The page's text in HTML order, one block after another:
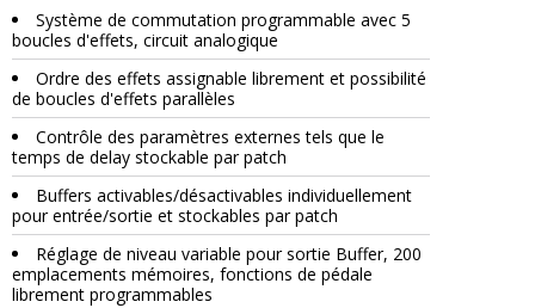
Système de commutation programmable avec 5
boucles d'effets, circuit analogique
Ordre des effets assignable librement et possibilité
de boucles d'effets parallèles
Contrôle des paramètres externes tels que le
temps de delay stockable par patch
Buffers activables/désactivables individuellement
pour entrée/sortie et stockables par patch
Réglage de niveau variable pour sortie Buffer, 200
emplacements mémoires, fonctions de pédale
librement programmables